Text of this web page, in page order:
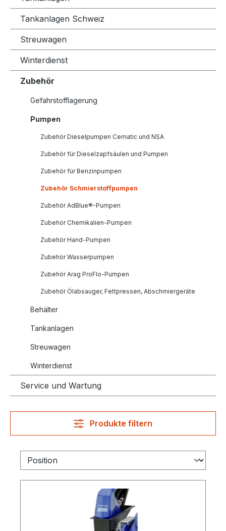
Tankanlagen Schweiz
Streuwagen
Winterdienst
Zubehör
Gefahrstofflagerung
Pumpen
Zubehör Dieselpumpen Cematic und NSA
Zubehör für Dieselzapfsäulen und Pumpen
Zubehör für Benzinpumpen
Zubehör Schmierstoffpumpen
Zubehör AdBlue®-Pumpen
Zubehör Chemikalien-Pumpen
Zubehör Hand-Pumpen
Zubehör Wasserpumpen
Zubehör Arag ProFlo-Pumpen
Zubehör Ölabsauger, Fettpressen, Abschmiergeräte
Behälter
Tankanlagen
Streuwagen
Winterdienst
Service und Wartung
Produkte filtern